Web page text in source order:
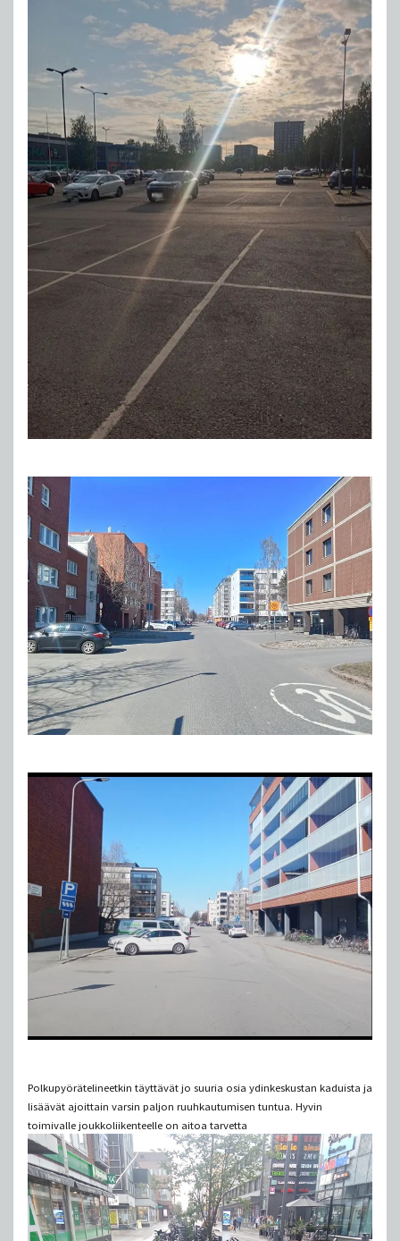
Polkupyörätelineetkin täyttävät jo suuria osia ydinkeskustan kaduista ja
lisäävät ajoittain varsin paljon ruuhkautumisen tuntua. Hyvin
toimivalle joukkoliikenteelle on aitoa tarvetta